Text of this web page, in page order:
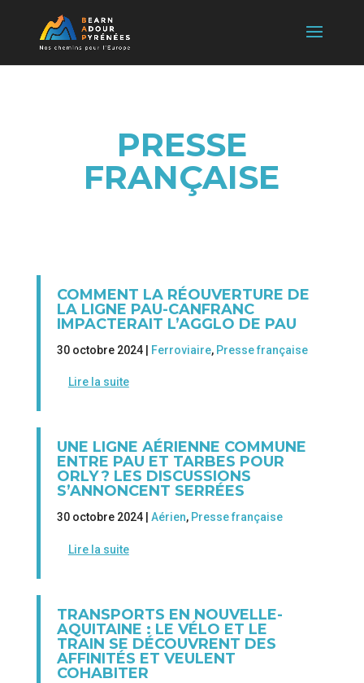
PRESSE
FRANÇAISE
COMMENT LA RÉOUVERTURE DE
LA LIGNE PAU-CANFRANC
IMPACTERAIT L’AGGLO DE PAU
30 octobre 2024 | Ferroviaire, Presse française
Lire la suite
UNE LIGNE AÉRIENNE COMMUNE
ENTRE PAU ET TARBES POUR
ORLY ? LES DISCUSSIONS
S’ANNONCENT SERRÉES
30 octobre 2024 | Aérien, Presse française
Lire la suite
TRANSPORTS EN NOUVELLE-
AQUITAINE : LE VÉLO ET LE
TRAIN SE DÉCOUVRENT DES
AFFINITÉS ET VEULENT
COHABITER